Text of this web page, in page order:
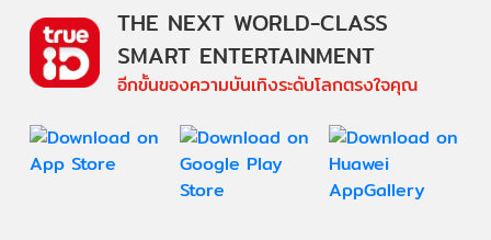
THE NEXT WORLD-CLASS
SMART ENTERTAINMENT
อีกขั้นของความบันเทิงระดับโลกตรงใจคุณ